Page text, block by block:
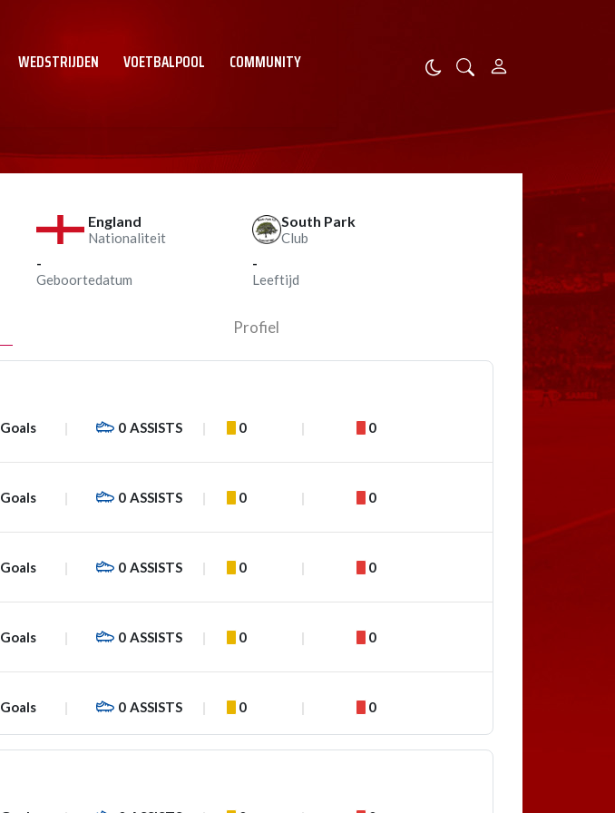
WEDSTRIJDEN VOETBALPOOL COMMUNITY
England
Nationaliteit
South Park
Club
-
Geboortedatum
-
Leeftijd
Profiel
Goals 0 ASSISTS 0 0
Goals 0 ASSISTS 0 0
Goals 0 ASSISTS 0 0
Goals 0 ASSISTS 0 0
Goals 0 ASSISTS 0 0